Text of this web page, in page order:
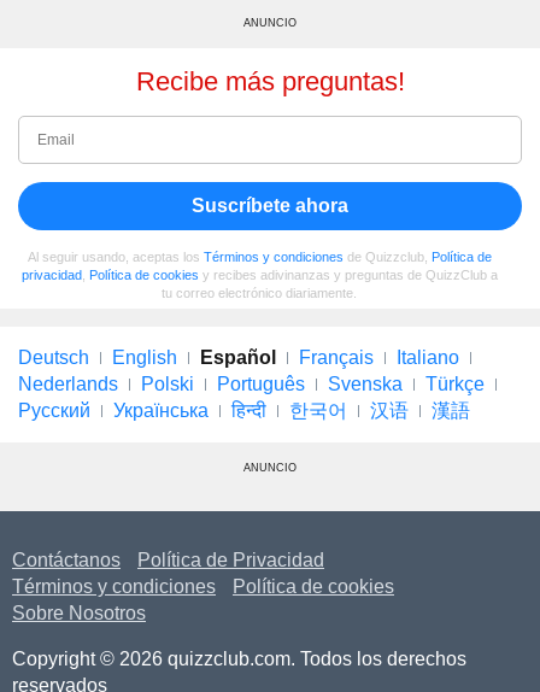
ANUNCIO
Recibe más preguntas!
Suscríbete ahora
Al seguir usando, aceptas los Términos y condiciones de Quizzclub, Política de
privacidad, Política de cookies y recibes adivinanzas y preguntas de QuizzClub a
tu correo electrónico diariamente.
Deutsch English Español Français
Italiano
Nederlands
Polski Português Svenska
Türkçe
Русский
Українська हिन्दी 한국어 汉语 漢語
ANUNCIO
Contáctanos
Política de Privacidad
Términos y condiciones
Política de cookies
Sobre Nosotros
Copyright © 2026 quizzclub.com. Todos los derechos
reservados